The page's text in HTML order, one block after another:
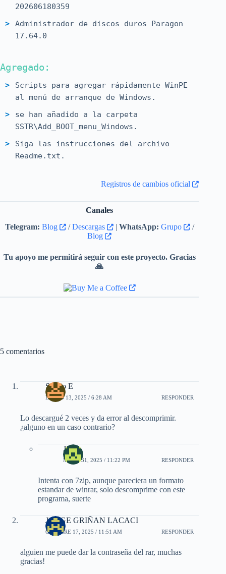
202606180359
Administrador de discos duros Paragon
17.64.0
Asistente de partición Aomei 10.11.0
Macrorit Partition Expert 8.9.2
Editor de particiones NIUBI 10.3.2
Editor de disco activo 26.1.3
R-Studio 9.5.191810
Asistente de recuperación de datos
CrystalDiskInfo 9.9.1
CrystalDiskMark 9.0.3
WinDirStat 2.6.2
RustDesk 1.4.8
UltraVNC 1.8.2.4
PuTTY 0.84
Memtest86+ 8.10 (UEFI/DOS)
Agregado:
Scripts para agregar rápidamente WinPE
al menú de arranque de Windows.
se han añadido a la carpeta
SSTR\Add_BOOT_menu_Windows.
Siga las instrucciones del archivo
Readme.txt.
Registros de cambios oficial
Canales
Telegram: Blog /Descargas | WhatsApp: Grupo
/
Blog
Tu apoyo me permitirá seguir con este proyecto. Gracias
🙏
5 comentarios
Sergio E
ENERO 13, 2025 / 6:28 AM RESPONDER
Lo descargué 2 veces y da error al descomprimir.
¿alguno en un caso contrario?
Jisus
MAYO 31, 2025 / 11:22 PM RESPONDER
Intenta con 7zip, aunque pareciera un formato
estandar de winrar, solo descomprime con este
programa, suerte
JORGE GRIÑAN LACACI
OCTUBRE 17, 2025 / 11:51 AM RESPONDER
alguien me puede dar la contraseña del rar, muchas
gracias!